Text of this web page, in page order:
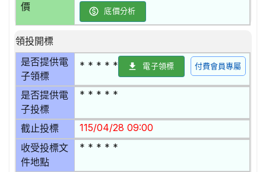
價
底價分析
領投開標
是否提供電
子領標
* * * * * 電子領標 付費會員專屬
是否提供電
子投標
* * * * *
截止投標 115/04/28 09:00
收受投標文
件地點
* * * * *